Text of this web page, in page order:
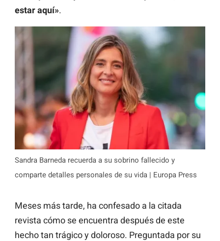
estar aquí».
Sandra Barneda recuerda a su sobrino fallecido y
comparte detalles personales de su vida | Europa Press
Meses más tarde, ha confesado a la citada
revista cómo se encuentra después de este
hecho tan trágico y doloroso. Preguntada por su